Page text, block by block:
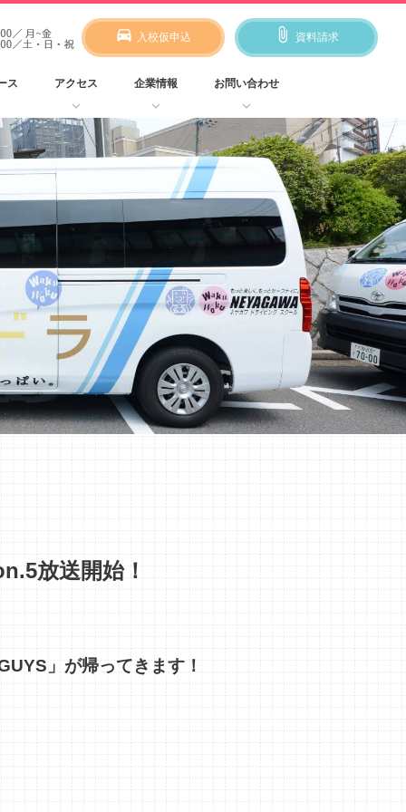
directions_car 入校仮申込 attach_file 資料請求
ス アクセス
keyboard_arrow_down
企業情報
keyboard_arrow_down
お問い合わせ
keyboard_arrow_down
放送開始！
」が帰ってきます！